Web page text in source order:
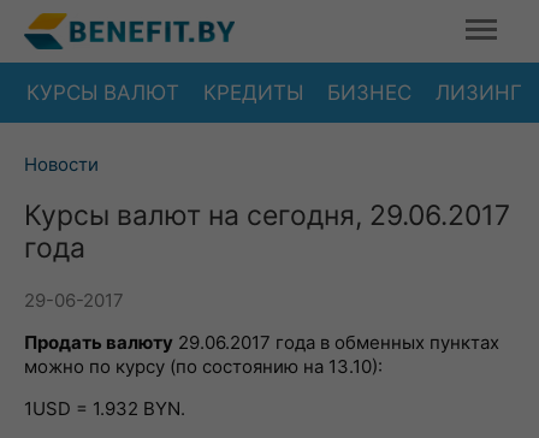
КУРСЫ ВАЛЮТ КРЕДИТЫ БИЗНЕС ЛИЗИНГ
Новости
Курсы валют на сегодня, 29.06.2017
года
29-06-2017
Продать валюту 29.06.2017 года в обменных пунктах
можно по курсу (по состоянию на 13.10):
1USD = 1.932 BYN.